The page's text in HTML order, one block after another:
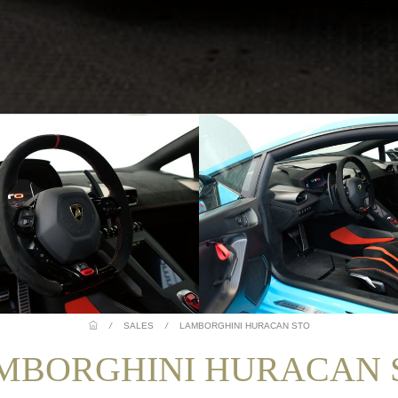
/ SALES / LAMBORGHINI HURACAN STO
HURACAN